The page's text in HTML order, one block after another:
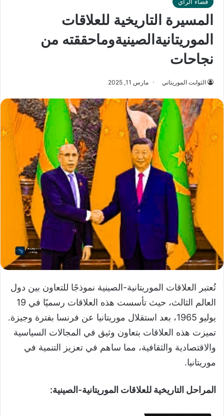
المسيرة التاريخية للعلاقات
الموريتانيةالصينيةوماحققته من
نجاحات
الثوابت الموريتاني مارس 11, 2025
تُعتبر العلاقات الموريتانية-الصينية نموذجًا للتعاون بين دول
العالم الثالث، حيث تأسست هذه العلاقات رسميًا في 19
يوليو 1965، بعد استقلال موريتانيا عن فرنسا بفترة وجيزة.
تميزت هذه العلاقات بتعاون وثيق في المجالات السياسية
والاقتصادية والثقافية، مما ساهم في تعزيز التنمية في
موريتانيا.
المراحل التاريخية للعلاقات الموريتانية-الصينية: